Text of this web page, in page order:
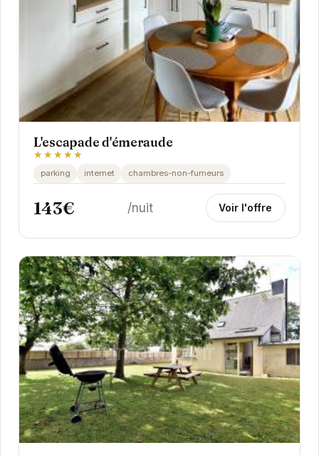
L'escapade d'émeraude
★★★★★
parking internet chambres-non-fumeurs
143€ /nuit Voir l'offre